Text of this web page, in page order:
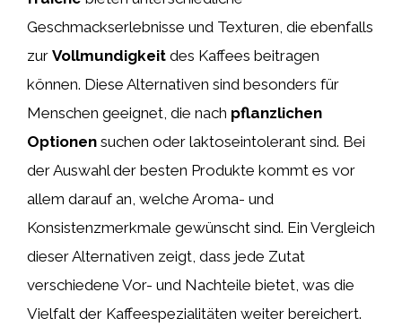
Geschmackserlebnisse und Texturen, die ebenfalls
zur Vollmundigkeit des Kaffees beitragen
können. Diese Alternativen sind besonders für
Menschen geeignet, die nach pflanzlichen
Optionen suchen oder laktoseintolerant sind. Bei
der Auswahl der besten Produkte kommt es vor
allem darauf an, welche Aroma- und
Konsistenzmerkmale gewünscht sind. Ein Vergleich
dieser Alternativen zeigt, dass jede Zutat
verschiedene Vor- und Nachteile bietet, was die
Vielfalt der Kaffeespezialitäten weiter bereichert.